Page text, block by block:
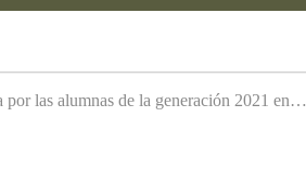
las alumnas de la generación 2021 en…